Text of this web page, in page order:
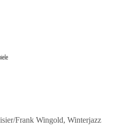
Frank Wingold, Winterjazz